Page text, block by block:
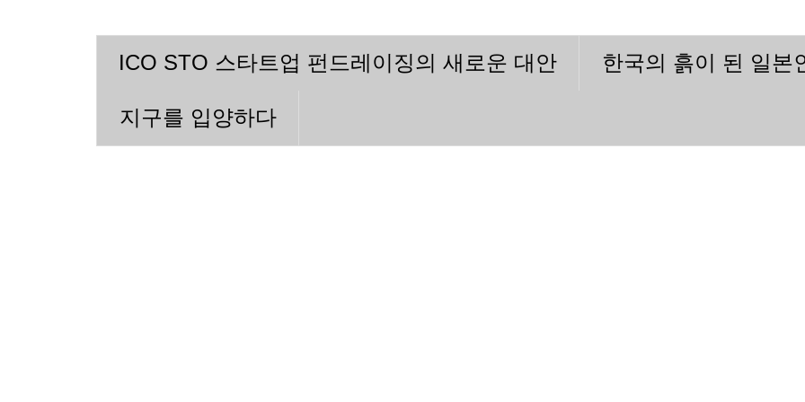
ICO STO 스타트업 펀드레이징의 새로운 대안 한국의 흙이 된 일본
지구를 입양하다